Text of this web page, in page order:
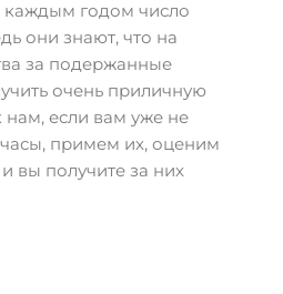
каждым годом число
они знают, что на
за подержанные
очень приличную
если вам уже не
примем их, оценим
вы получите за них